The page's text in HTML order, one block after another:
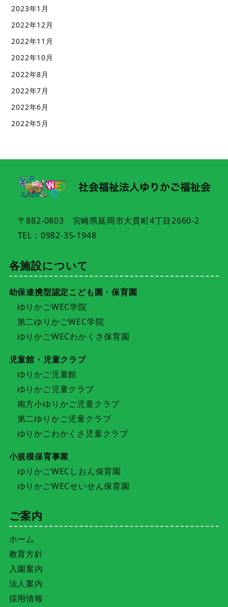
2023年1月
2022年12月
2022年11月
2022年10月
2022年8月
2022年7月
2022年6月
2022年5月
〒882-0803 宮崎県延岡市大貫町4丁目2660-2
TEL：0982-35-1948
各施設について
幼保連携型認定こども園・保育園
ゆりかごWEC学院
第二ゆりかごWEC学院
ゆりかごWECわかくさ保育園
児童館・児童クラブ
ゆりかご児童館
ゆりかご児童クラブ
南方小ゆりかご児童クラブ
第二ゆりかご児童クラブ
ゆりかごわかくさ児童クラブ
小規模保育事業
ゆりかごWECしおん保育園
ゆりかごWECせいせん保育園
ご案内
ホーム
教育方針
入園案内
法人案内
採用情報